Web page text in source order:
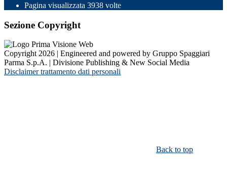
Pagina visualizzata 3938 volte
Sezione Copyright
Copyright 2026 | Engineered and powered by Gruppo Spaggiari
Parma S.p.A. | Divisione Publishing & New Social Media
Disclaimer trattamento dati personali
Back to top